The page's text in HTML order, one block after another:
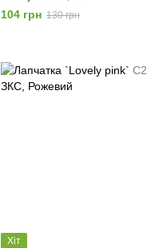
104 грн 130 грн
Хіт